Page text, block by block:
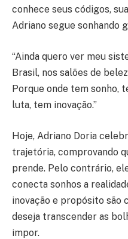
conhece seus códigos,
Adriano segue sonhando
“Ainda quero ver meu
Brasil, nos salões de
Porque onde tem sonho,
luta, tem inovação.”
Hoje, Adriano Doria
trajetória, comprovando
prende. Pelo contrário,
conecta sonhos a
inovação e propósito são
deseja transcender as
impor.